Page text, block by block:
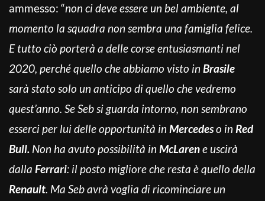
ammesso: “non ci deve essere un bel ambiente, al
momento la squadra non sembra una famiglia felice.
E tutto ciò porterà a delle corse entusiasmanti nel
2020, perché quello che abbiamo visto in Brasile
sarà stato solo un anticipo di quello che vedremo
quest’anno. Se Seb si guarda intorno, non sembrano
esserci per lui delle opportunità in Mercedeso in Red
Bull. Non ha avuto possibilità in McLarene uscirà
dalla Ferrari: il posto migliore che resta è quello della
Renault. Ma Seb avrà voglia di ricominciare un